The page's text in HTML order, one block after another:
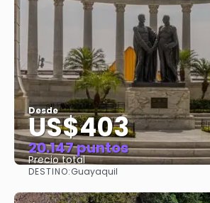
Desde
US$403
20.147 puntos
Precio total
DESTINO:Guayaquil